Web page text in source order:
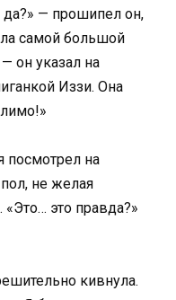
да?» — прошипел он,
самой большой
он указал на
Иззи. Она
посмотрел на
не желая
это правда?»
кивнула.